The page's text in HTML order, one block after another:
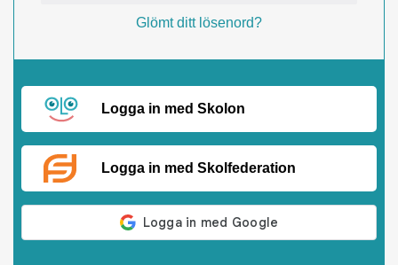
Glömt ditt lösenord?
Logga in med Skolon
Logga in med Skolfederation